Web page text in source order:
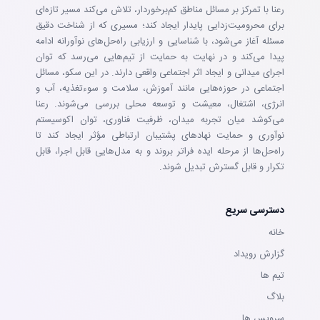
رعنا با تمرکز بر مسائل مناطق کم‌برخوردار، تلاش می‌کند مسیر تازه‌ای
برای محرومیت‌زدایی پایدار ایجاد کند؛ مسیری که از شناخت دقیق
مسئله آغاز می‌شود، با شناسایی و ارزیابی راه‌حل‌های نوآورانه ادامه
پیدا می‌کند و در نهایت به حمایت از تیم‌هایی می‌رسد که توان
اجرای میدانی و ایجاد اثر اجتماعی واقعی دارند. در این سکو، مسائل
اجتماعی در حوزه‌هایی مانند آموزش، سلامت و سوءتغذیه، آب و
انرژی، اشتغال، معیشت و توسعه محلی بررسی می‌شوند. رعنا
می‌کوشد میان تجربه میدان، ظرفیت فناوری، توان اکوسیستم
نوآوری و حمایت نهادهای پشتیبان ارتباطی مؤثر ایجاد کند تا
راه‌حل‌ها از مرحله ایده فراتر بروند و به مدل‌هایی قابل اجرا، قابل
تکرار و قابل گسترش تبدیل شوند.
دسترسی سریع
خانه
گزارش رویداد
تيم ها
بلاگ